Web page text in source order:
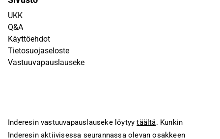
UKK
Q&A
Käyttöehdot
Tietosuojaseloste
Vastuuvapauslauseke
Inderesin vastuuvapauslauseke löytyytäältä. Kunkin
Inderesin aktiivisessa seurannassa olevan osakkeen